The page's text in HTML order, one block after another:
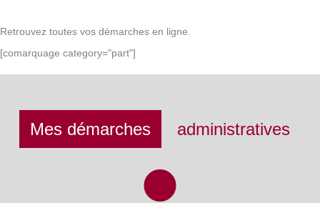
Retrouvez toutes vos démarches en ligne.
[comarquage category="part"]
Mes démarches administratives